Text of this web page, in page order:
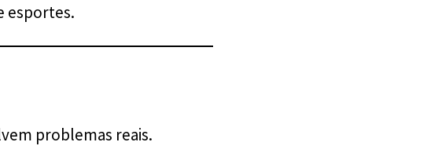
esportes.
problemas reais.